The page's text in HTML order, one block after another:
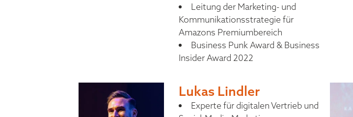
Leitung der Marketing- und
Kommunikationsstrategie für
Amazons Premiumbereich
Business Punk Award & Business
Insider Award 2022
Lukas Lindler
Experte für digitalen Vertrieb und